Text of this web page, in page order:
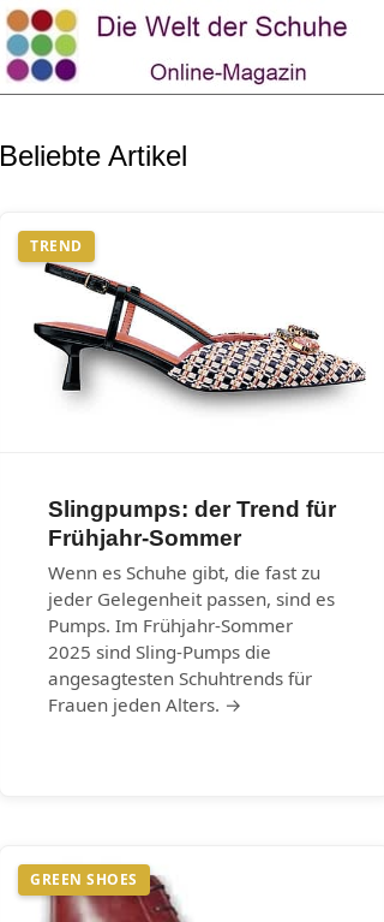
Beliebte Artikel
TREND
Slingpumps: der Trend für
Frühjahr-Sommer
Wenn es Schuhe gibt, die fast zu
jeder Gelegenheit passen, sind es
Pumps. Im Frühjahr-Sommer
2025 sind Sling-Pumps die
angesagtesten Schuhtrends für
Frauen jeden Alters. →
GREEN SHOES